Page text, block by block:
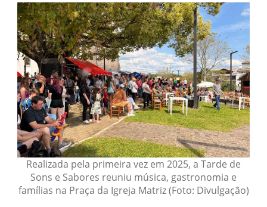
Realizada pela primeira vez em 2025, a Tarde de
Sons e Sabores reuniu música, gastronomia e
famílias na Praça da Igreja Matriz (Foto: Divulgação)